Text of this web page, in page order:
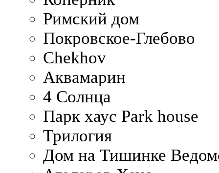
Римский дом
Покровское-Глебово
Chekhov
Аквамарин
4 Солнца
Парк хаус Park house
Трилогия
Дом на Тишинке